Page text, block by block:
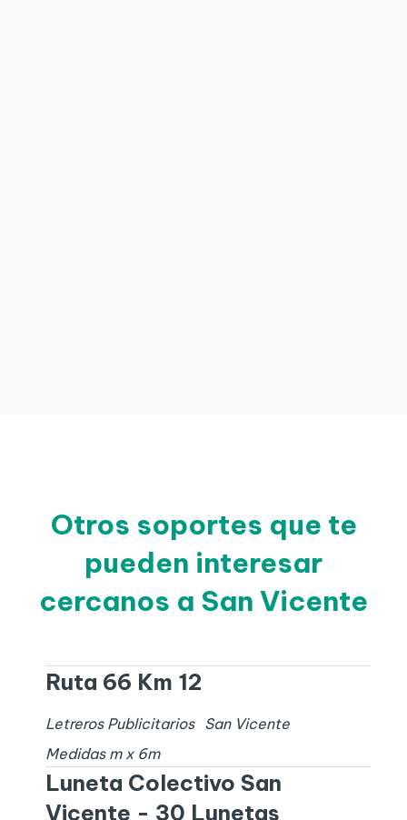
Otros soportes que te
pueden interesar
cercanos a San Vicente
Ruta 66 Km 12
Letreros Publicitarios
San Vicente
Medidas m x 6m
Luneta Colectivo San
Vicente - 30 Lunetas